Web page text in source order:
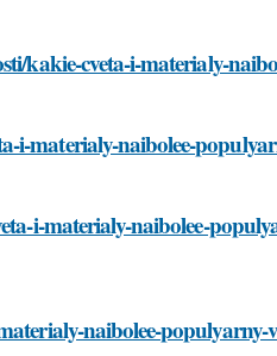
kakie-cveta-i-materialy-
i-materialy-naibolee-
i-materialy-naibolee-
naibolee-populyarny-